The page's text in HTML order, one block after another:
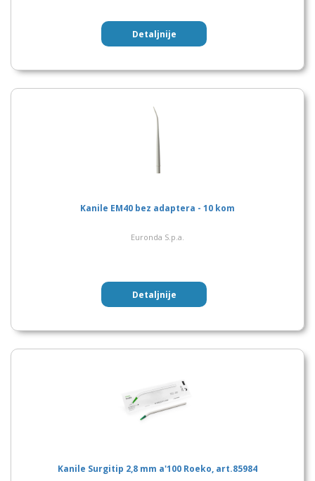
Detaljnije
Kanile EM40 bez adaptera - 10 kom
Euronda S.p.a.
Detaljnije
Kanile Surgitip 2,8 mm a'100 Roeko, art.85984